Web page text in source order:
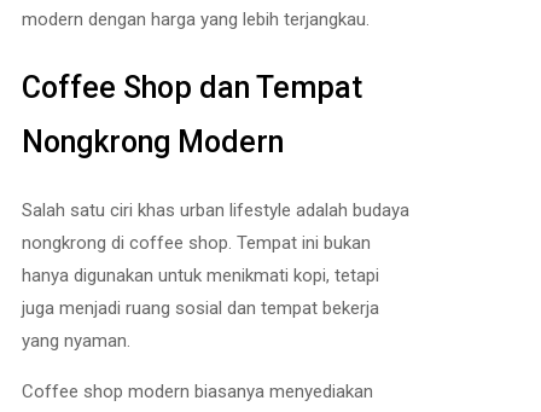
modern dengan harga yang lebih terjangkau.
Coffee Shop dan Tempat
Nongkrong Modern
Salah satu ciri khas urban lifestyle adalah budaya
nongkrong di coffee shop. Tempat ini bukan
hanya digunakan untuk menikmati kopi, tetapi
juga menjadi ruang sosial dan tempat bekerja
yang nyaman.
Coffee shop modern biasanya menyediakan